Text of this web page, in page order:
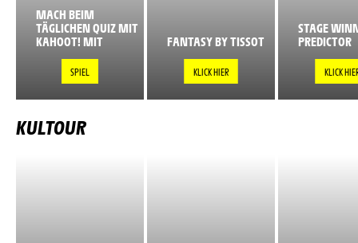
MACH BEIM
TÄGLICHEN QUIZ MIT
KAHOOT! MIT
SPIEL
FANTASY BY TISSOT
KLICK HIER
STAGE
PREDICTOR
KLICK
KULTOUR